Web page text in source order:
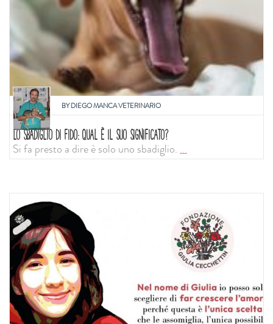
BYDIEGO MANCA VETERINARIO
LO SBADIGLIO DI FIDO: QUAL È IL SUO SIGNIFICATO?
Si fa presto a dire è solo uno sbadiglio....